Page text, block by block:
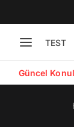
TEST
Güncel